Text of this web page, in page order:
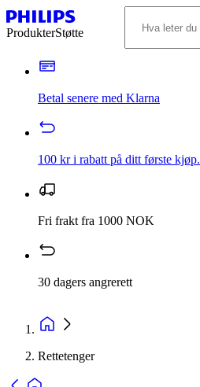
ProdukterStøtte
Betal senere med Klarna
100 kr i rabatt på ditt første kjøp.
Fri frakt fra 1000 NOK
30 dagers angrerett
Rettetenger